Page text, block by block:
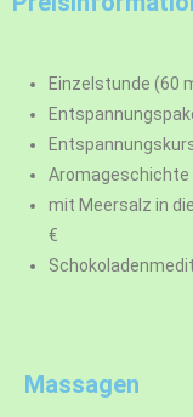
Einzelstunde (60
Aromageschichte
mit Meersalz in
€
Massagen